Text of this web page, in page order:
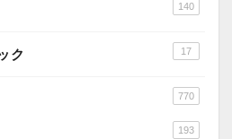
140
ク 17
770
193